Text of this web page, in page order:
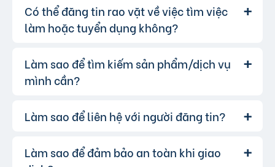
Trả lời: Chúng tôi cung cấp gói đăng tin miễn
phí cơ bản cho tất cả người dùng. Tuy nhiên, để
thị, bạn có thể lựa chọn các gói dịch vụ nâng
cấp với chi phí hợp lý, xem thêmphí dịch vụ tin
VIP.
Có thể đăng tin rao vặt về việc tìm việc
làm hoặc tuyển dụng không?
Trả lời: Hoàn toàn có thể. Website của chúng
tôi hỗ trợ đăng tin tuyển dụng và tìm việc làm.
đủ thông tin.
Làm sao để tìm kiếm sản phẩm/dịch vụ
mình cần?
Trả lời: Bạn có thể sử dụng công cụ tìm kiếm
phẩm/dịch vụ bạn muốn tìm. Để lọc kết quả
chính xác hơn, bạn có thể chọn thêm danh mục
Làm sao để liên hệ với người đăng tin?
Trả lời: Khi bạn tìm thấy tin rao vặt phù hợp,
Làm sao để đảm bảo an toàn khi giao